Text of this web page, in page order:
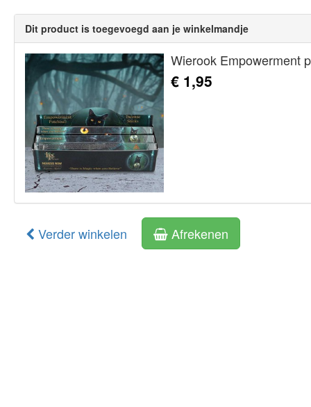
Dit product is toegevoegd aan je winkelmandje
Wierook Empowerment
€ 1,95
Verder winkelen Afrekenen